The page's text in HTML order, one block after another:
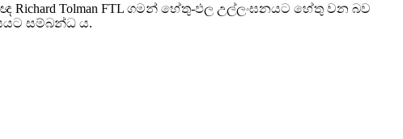
Tolman FTL ගමන් හේතු-ඵල උල්ලංඝනයට හේතු වන බව
සම්බන්ධ ය.